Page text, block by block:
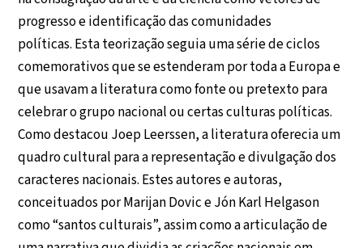
progresso e identificação das comunidades
políticas. Esta teorização seguia uma série de ciclos
comemorativos que se estenderam por toda a Europa e
que usavam a literatura como fonte ou pretexto para
celebrar o grupo nacional ou certas culturas políticas.
Como destacou Joep Leerssen, a literatura oferecia um
quadro cultural para a representação e divulgação dos
caracteres nacionais. Estes autores e autoras,
conceituados por Marijan Dovic e Jón Karl Helgason
como “santos culturais”, assim como a articulação de